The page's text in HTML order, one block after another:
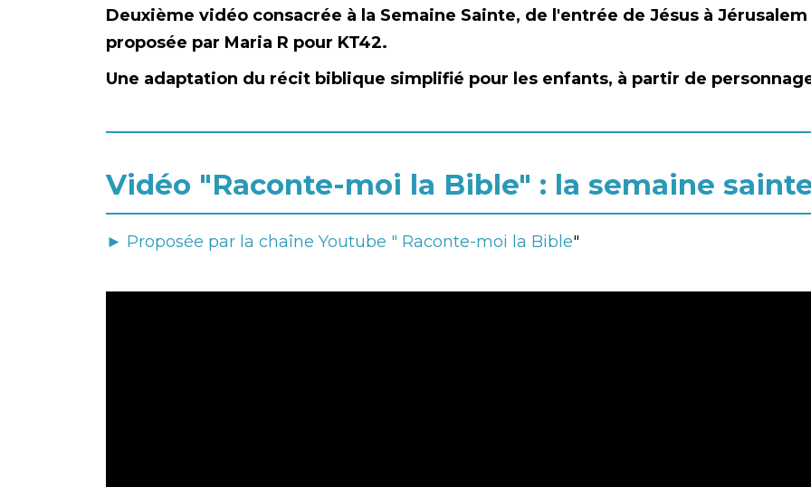
Deuxième vidéo consacrée à la Semaine Sainte, de l'entrée de Jésus à
proposée par Maria R pour KT42.
Une adaptation du récit biblique simplifié pour les enfants, à partir de
Vidéo "Raconte-moi la Bible" : la semaine
► Proposée par la chaîne Youtube " Raconte-moi la Bible"